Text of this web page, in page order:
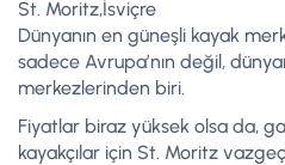
St. Moritz,İsviçre
Dünyanın en güneşli kayak
sadece Avrupa’nın değil,
merkezlerinden biri.
Fiyatlar biraz yüksek olsa da,
kayakçılar için St. Moritz